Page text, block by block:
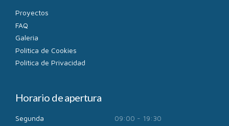
Proyectos
FAQ
Galeria
Política de Cookies
Política de Privacidad
Horario de apertura
Segunda
09:00 - 19:30